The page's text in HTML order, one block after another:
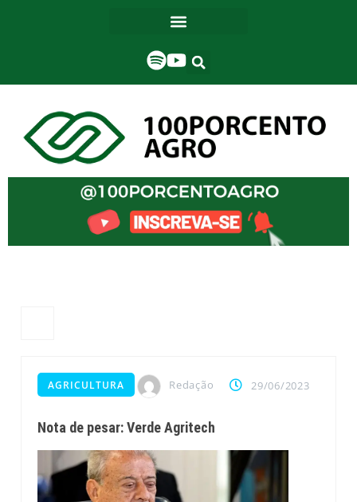
AGRICULTURA Redação 29/06/2023
Nota de pesar: Verde Agritech